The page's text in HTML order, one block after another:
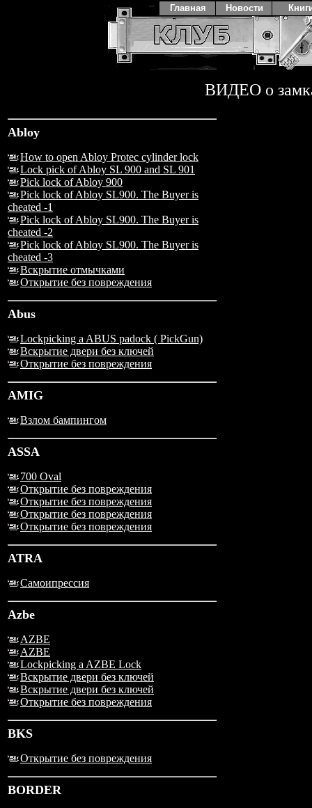
ВИДЕО о
Abloy
How to open Abloy Protec cylinder lock
Lock pick of Abloy SL 900 and SL 901
Pick lock of Abloy 900
Pick lock of Abloy SL900. The Buyer is
cheated -1
Pick lock of Abloy SL900. The Buyer is
cheated -2
Pick lock of Abloy SL900. The Buyer is
cheated -3
Вскрытие отмычками
Открытие без повреждения
Abus
Lockpicking a ABUS padock ( PickGun)
Вскрытие двери без ключей
Открытие без повреждения
AMIG
Взлом бампингом
ASSA
700 Oval
Открытие без повреждения
Открытие без повреждения
Открытие без повреждения
Открытие без повреждения
ATRA
Самоипрессия
Azbe
AZBE
AZBE
Lockpicking a AZBE Lock
Вскрытие двери без ключей
Вскрытие двери без ключей
Открытие без повреждения
BKS
Открытие без повреждения
BORDER
Главная Новости